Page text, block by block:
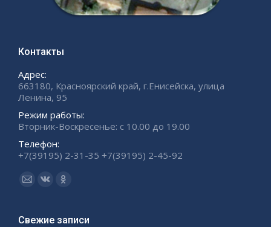
Контакты
Адрес:
663180, Красноярский край, г.Енисейска, улица
Ленина, 95
Режим работы:
Вторник-Воскресенье: с 10.00 до 19.00
Телефон:
+7(39195) 2-31-35 +7(39195) 2-45-92
Ищите нас:
Страница
открывается
Страница
открывается
Страница
открывается
Свежие записи